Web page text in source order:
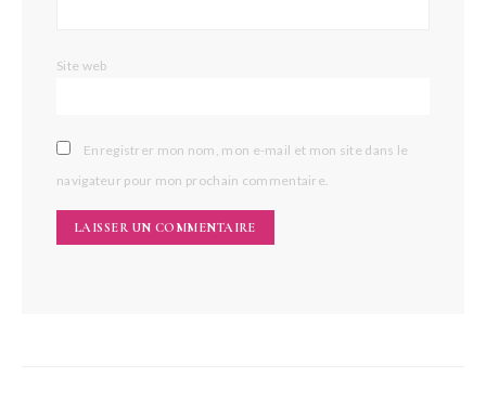
Site web
Enregistrer mon nom, mon e-mail et mon site dans le
navigateur pour mon prochain commentaire.